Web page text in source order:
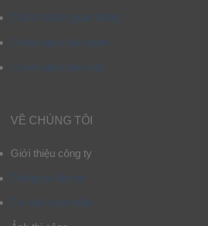
Chính sách giao hàng
Chính sách bảo hành
Chính sách bảo mật
VỀ CHÚNG TÔI
Giới thiệu công ty
Thông tin liên hệ
Tư vấn chọn mẫu